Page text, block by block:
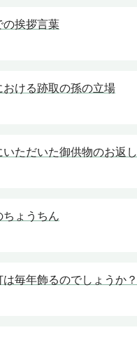
の挨拶言葉
おける跡取の孫の立場
いただいた御供物のお返し
ちょうちん
は毎年飾るのでしょうか？